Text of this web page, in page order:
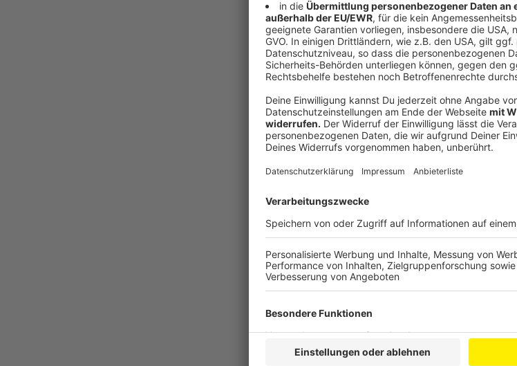
kompliziert. Christina Wallraf
dass die Preisgarantie auch
sollte man eigentlich darauf
ist aber auch bei wirklich jeder
Dann wären da noch die
Also sollte man schauen, dass
Netzentgelte abgesichert sind,
obwohl man quasi eine
Anzeige
Die Konditionen können noch
Komplikationen mit dem
an einen möglichst
Kunden genutzt werden.
nicht erstellte Jahres-